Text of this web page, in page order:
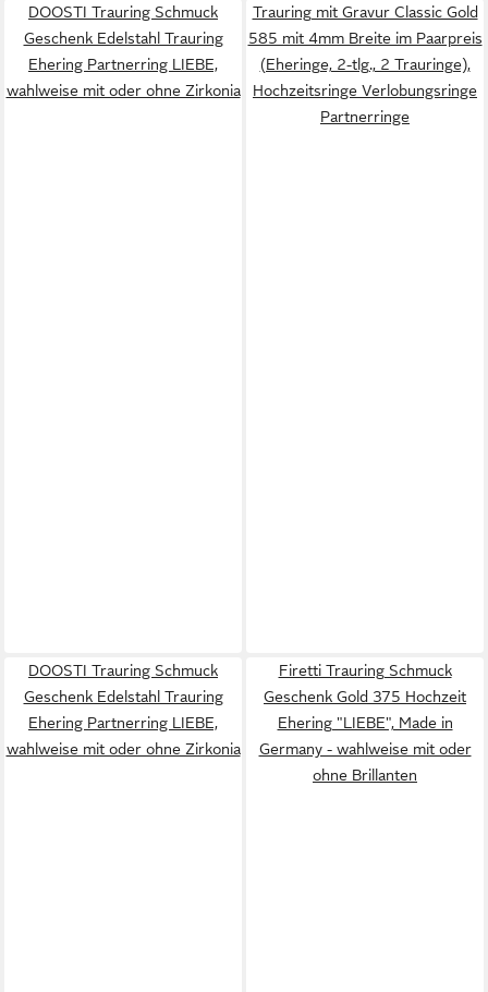
DOOSTI Trauring Schmuck
Geschenk Edelstahl Trauring
Ehering Partnerring LIEBE,
wahlweise mit oder ohne Zirkonia
Trauring mit Gravur Classic Gold
585 mit 4mm Breite im Paarpreis
(Eheringe, 2-tlg., 2 Trauringe),
Hochzeitsringe Verlobungsringe
Partnerringe
DOOSTI Trauring Schmuck
Geschenk Edelstahl Trauring
Ehering Partnerring LIEBE,
wahlweise mit oder ohne Zirkonia
Firetti Trauring Schmuck
Geschenk Gold 375 Hochzeit
Ehering "LIEBE", Made in
Germany - wahlweise mit oder
ohne Brillanten